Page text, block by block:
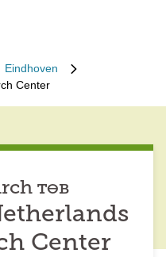
Eindhoven
Center
төв
Center